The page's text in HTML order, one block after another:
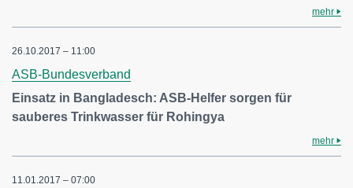
mehr
26.10.2017 – 11:00
ASB-Bundesverband
Einsatz in Bangladesch: ASB-Helfer sorgen für
sauberes Trinkwasser für Rohingya
mehr
11.01.2017 – 07:00